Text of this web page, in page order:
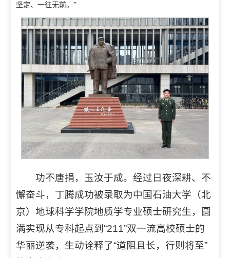
坚定、一往无前。”
功不唐捐，玉汝于成。经过日夜深耕、不
懈奋斗，丁腾成功被录取为中国石油大学（北
京）地球科学学院地质学专业硕士研究生，圆
满实现从专科起点到“211”双一流高校硕士的
华丽逆袭，生动诠释了“道阻且长，行则将至”